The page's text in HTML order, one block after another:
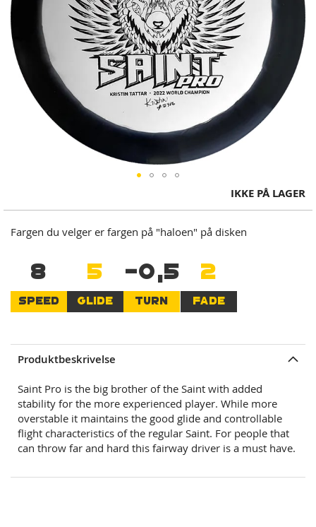
to
beginning
images
gallery
IKKE PÅ LAGER
Fargen du velger er fargen på "haloen" på disken
8
SPEED
5
GLIDE
-0,5
TURN
2
FADE
Produktbeskrivelse
Saint Pro is the big brother of the Saint with added
stability for the more experienced player. While more
overstable it maintains the good glide and controllable
flight characteristics of the regular Saint. For people that
can throw far and hard this fairway driver is a must have.